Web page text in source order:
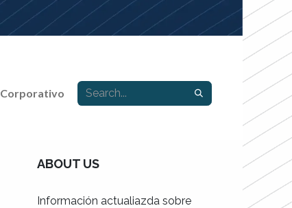
Corporativo
ABOUT US
Información actualiazda sobre